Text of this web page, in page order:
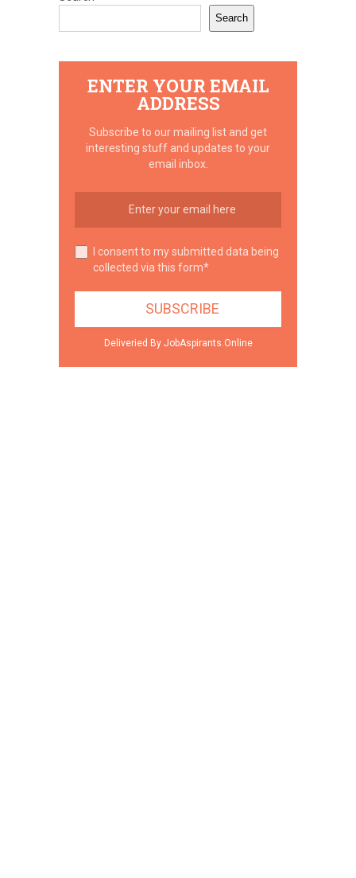
Search
ENTER YOUR EMAIL
ADDRESS
Subscribe to our mailing list and get
interesting stuff and updates to your
email inbox.
I consent to my submitted data being
collected via this form*
Deliveried By JobAspirants.Online